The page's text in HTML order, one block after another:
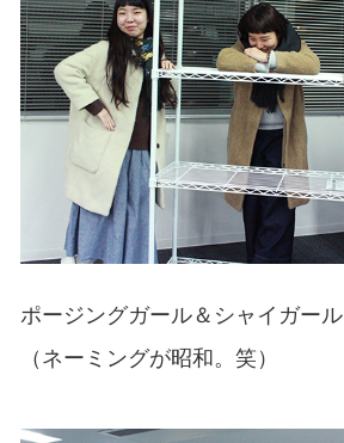
ポージングガール＆シャイガール
（ネーミングが昭和。笑）